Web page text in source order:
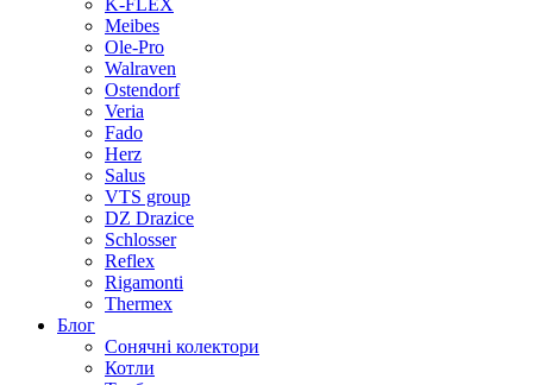
K-FLEX
Meibes
Ole-Pro
Walraven
Ostendorf
Veria
Fado
Herz
Salus
VTS group
DZ Drazice
Schlosser
Reflex
Rigamonti
Thermex
Блог
Сонячні колектори
Котли